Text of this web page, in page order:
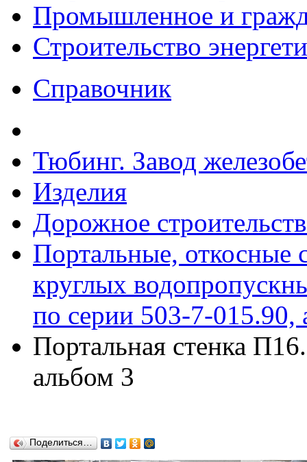
Промышленное и
Строительство
Справочник
Тюбинг. Завод
Изделия
Дорожное
Портальные, откосные
круглых
по серии 503-7-015.90,
Портальная стенка
альбом 3
Поделиться…